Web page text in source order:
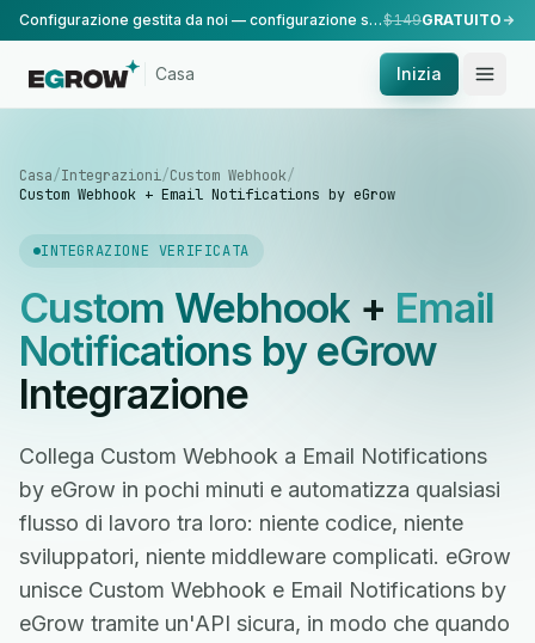
Configurazione gestita da noi — configurazione standard, eseguita dal nostro team.$149GRATUITO
Casa Inizia
Casa/Integrazioni/Custom Webhook/
Custom Webhook + Email Notifications by eGrow
INTEGRAZIONE VERIFICATA
Custom Webhook+ Email
Notifications by eGrow
Integrazione
Collega Custom Webhook a Email Notifications
by eGrow in pochi minuti e automatizza qualsiasi
flusso di lavoro tra loro: niente codice, niente
sviluppatori, niente middleware complicati. eGrow
unisce Custom Webhook e Email Notifications by
eGrow tramite un'API sicura, in modo che quando